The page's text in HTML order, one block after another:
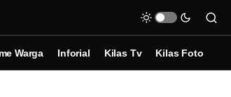
Warga Inforial Kilas Tv Kilas Foto